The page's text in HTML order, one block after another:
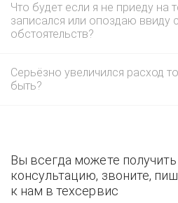
Что будет если я не приеду на
записался или опоздаю ввиду
обстоятельств?
Серьёзно увеличился расход
быть?
Вы всегда можете
консультацию, звоните,
к нам в техсервис